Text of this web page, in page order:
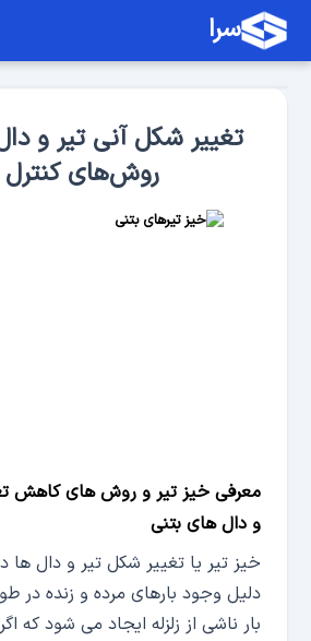
سرا
تغییر شکل آنی تیر و
روش‌های کنترل
معرفی خیز تیر و روش های کاهش
و دال های بتنی
خیز تیر یا تغییر شکل تیر و دال ها
دلیل وجود بارهای مرده و زنده در
بار ناشی از زلزله ایجاد می شود که